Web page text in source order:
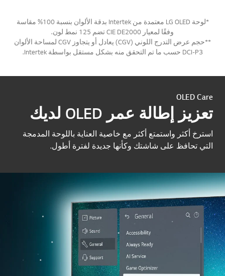
*لوحة LG OLED معتمدة من Intertek بدقة الألوان بنسبة 100% مقاسة
وفقًا لمعيار CIE DE2000 تضم 125 نمط لون.
**حجم عرض التدرج اللوني (CGV) يعادل أو يتجاوز CGV لمساحة الألوان
DCI-P3 حسب ما تم التحقق منه بشكل مستقل بواسطة Intertek.
OLED Care
تعزيز إطالة عمر OLED لديك
استرخ أكثر واستمتع أكثر مع خاصية العناية باللوحة المدمجة
التي تحافظ على شاشتك وكأنها جديدة لفترة أطول.